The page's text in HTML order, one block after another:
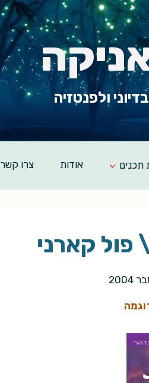
ולפנטזיה
תכנים אודות צרו קשר
פול קארני